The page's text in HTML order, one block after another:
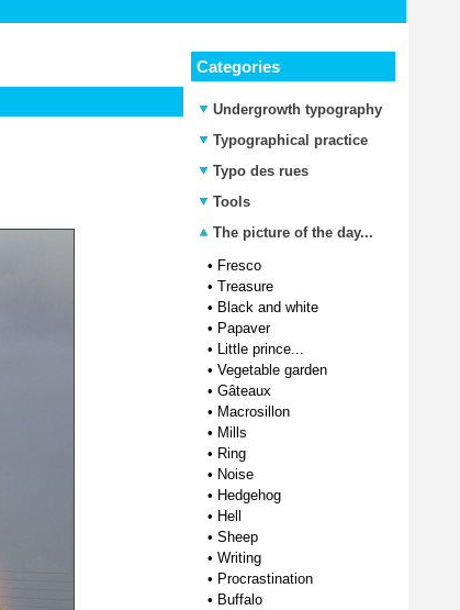
Categories
Undergrowth typography
Typographical practice
Typo des rues
Tools
The picture of the day...
• Fresco
• Treasure
• Black and white
• Papaver
• Little prince...
• Vegetable garden
• Gâteaux
• Macrosillon
• Mills
• Ring
• Noise
• Hedgehog
• Hell
• Sheep
• Writing
• Procrastination
• Buffalo